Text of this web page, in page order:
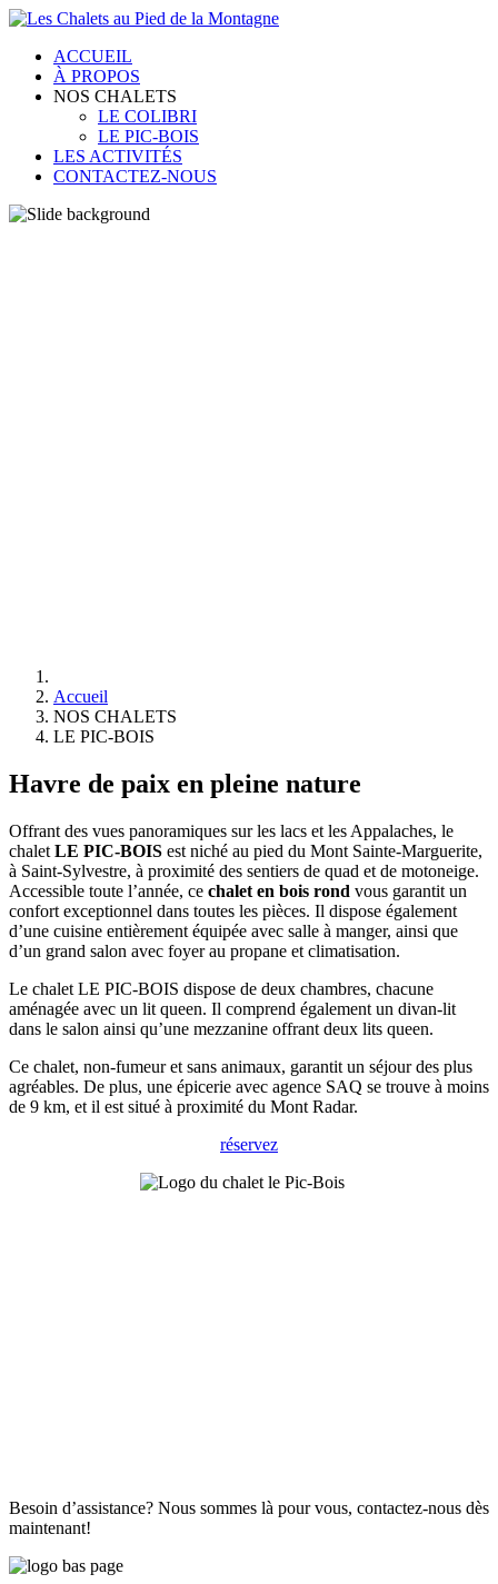
ACCUEIL
À PROPOS
NOS CHALETS
LE COLIBRI
LE PIC-BOIS
LES ACTIVITÉS
CONTACTEZ-NOUS
Accueil
NOS CHALETS
LE PIC-BOIS
Havre de paix en pleine nature
Offrant des vues panoramiques sur les lacs et les Appalaches, le
chalet LE PIC-BOIS est niché au pied du Mont Sainte-Marguerite,
à Saint-Sylvestre, à proximité des sentiers de quad et de motoneige.
Accessible toute l’année, ce chalet en bois rond vous garantit un
confort exceptionnel dans toutes les pièces. Il dispose également
d’une cuisine entièrement équipée avec salle à manger, ainsi que
d’un grand salon avec foyer au propane et climatisation.
Le chalet LE PIC-BOIS dispose de deux chambres, chacune
aménagée avec un lit queen. Il comprend également un divan-lit
dans le salon ainsi qu’une mezzanine offrant deux lits queen.
Ce chalet, non-fumeur et sans animaux, garantit un séjour des plus
agréables. De plus, une épicerie avec agence SAQ se trouve à moins
de 9 km, et il est situé à proximité du Mont Radar.
réservez
Besoin d’assistance? Nous sommes là pour vous, contactez-nous dès
maintenant!